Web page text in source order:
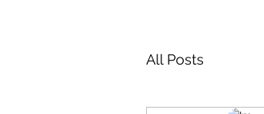
All Posts